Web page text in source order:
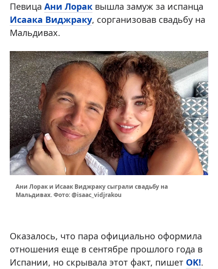
Певица Ани Лорак вышла замуж за испанца
Исаака Виджраку, сорганизовав свадьбу на
Мальдивах.
Ани Лорак и Исаак Виджраку сыграли свадьбу на
Мальдивах. Фото: @isaac_vidjrakou
Оказалось, что пара официально оформила
отношения еще в сентябре прошлого года в
Испании, но скрывала этот факт, пишет OK!.